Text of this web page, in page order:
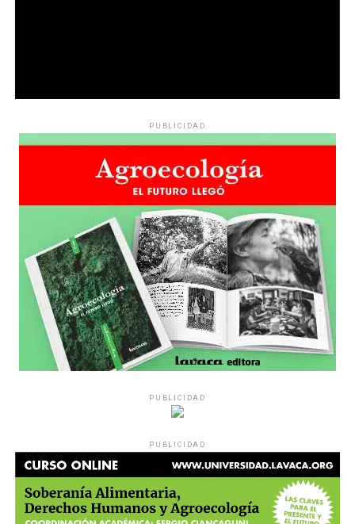
PUBLICIDAD
PUBLICIDAD
PUBLICIDAD